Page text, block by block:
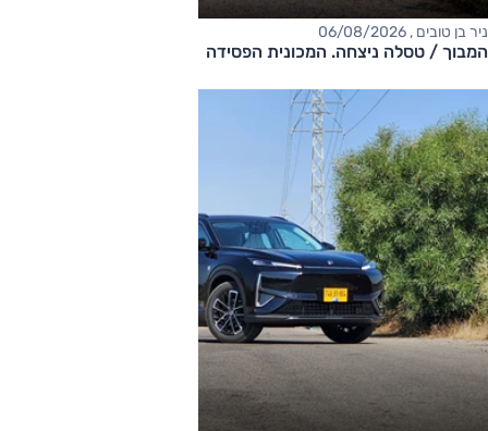
ניר בן טובים , 06/08/2026
המבוך / טסלה ניצחה. המכונית הפסידה